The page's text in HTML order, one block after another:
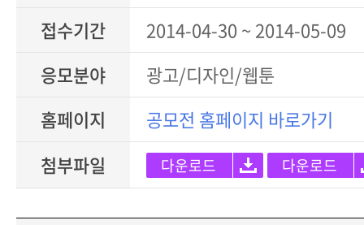
접수기간
2014-04-30 ~ 2014-05-09
응모분야
광고/디자인/웹툰
홈페이지
공모전 홈페이지 바로가기
첨부파일
다운로드 다운로드